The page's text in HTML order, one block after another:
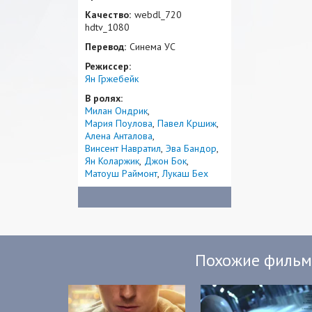
Качество: webdl_720
hdtv_1080
Перевод: Синема УС
Режиссер:
Ян Гржебейк
В ролях:
Милан Ондрик
Мария Поулова Павел Кршиж
Алена Анталова
Винсент Навратил Эва Бандор
Ян Коларжик Джон Бок
Матоуш Раймонт Лукаш Бех
Похожие